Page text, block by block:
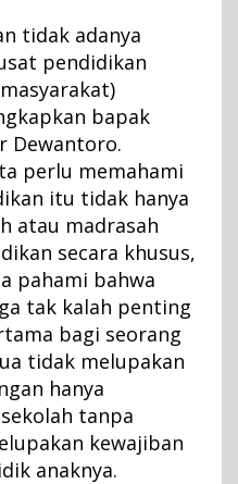
tidak adanya
pendidikan
bapak
Dewantoro.
perlu memahami
itu tidak hanya
atau madrasah
secara khusus,
pahami bahwa
tak kalah penting
bagi seorang
tidak melupakan
hanya
tanpa
kewajiban
anaknya.